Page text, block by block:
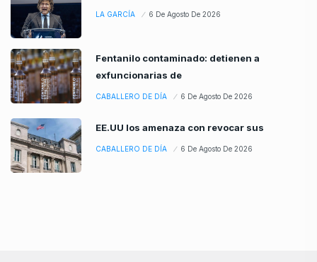
LA GARCÍA 6 De Agosto De 2026
Fentanilo contaminado: detienen a
exfuncionarias de
CABALLERO DE DÍA 6 De Agosto De 2026
EE.UU los amenaza con revocar sus
CABALLERO DE DÍA 6 De Agosto De 2026